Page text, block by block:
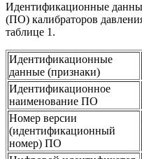
Идентификационные
(ПО) калибраторов
таблице 1.
Идентификационные
данные (признаки)
Идентификационное
наименование ПО
Номер версии
(идентификационный
номер) ПО